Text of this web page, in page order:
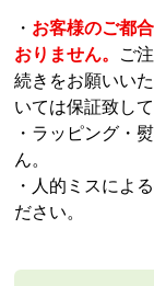
・ お客様のご都
おりません。 ご
続きをお願いい
いては保証致し
・ラッピング・
ん。
・人的ミスによ
ださい。